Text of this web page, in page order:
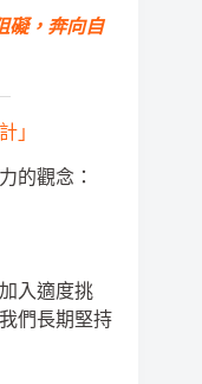
礙，奔向自
」
的觀念：
入適度挑
們長期堅持